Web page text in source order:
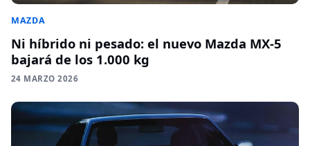
MAZDA
Ni híbrido ni pesado: el nuevo Mazda MX-5
bajará de los 1.000 kg
24 MARZO 2026